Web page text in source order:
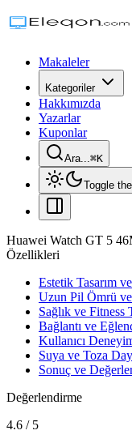
Makaleler
Kategoriler
Hakkımızda
Yazarlar
Kuponlar
Ara...⌘K
Toggle
Huawei Watch GT 5
Özellikleri
Estetik Tasarım
Uzun Pil Ömrü
Sağlık ve Fitness
Bağlantı ve
Kullanıcı
Suya ve Toza
Sonuç ve
Değerlendirme
4.6 / 5